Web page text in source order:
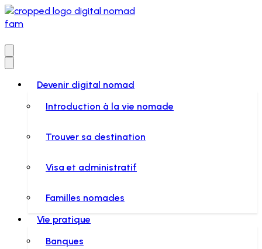
Devenir digital nomad
Introduction à la vie nomade
Trouver sa destination
Visa et administratif
Familles nomades
Vie pratique
Banques